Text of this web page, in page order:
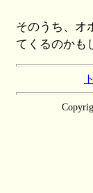
そのうち、オ
てくるのかも